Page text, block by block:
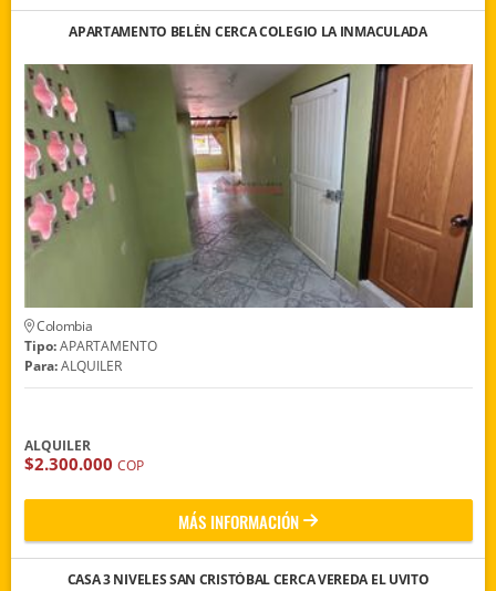
APARTAMENTO BELÉN CERCA COLEGIO LA INMACULADA
Colombia
Tipo:APARTAMENTO
Para:ALQUILER
ALQUILER
$2.300.000 COP
MÁS INFORMACIÓN
CASA 3 NIVELES SAN CRISTÓBAL CERCA VEREDA EL UVITO